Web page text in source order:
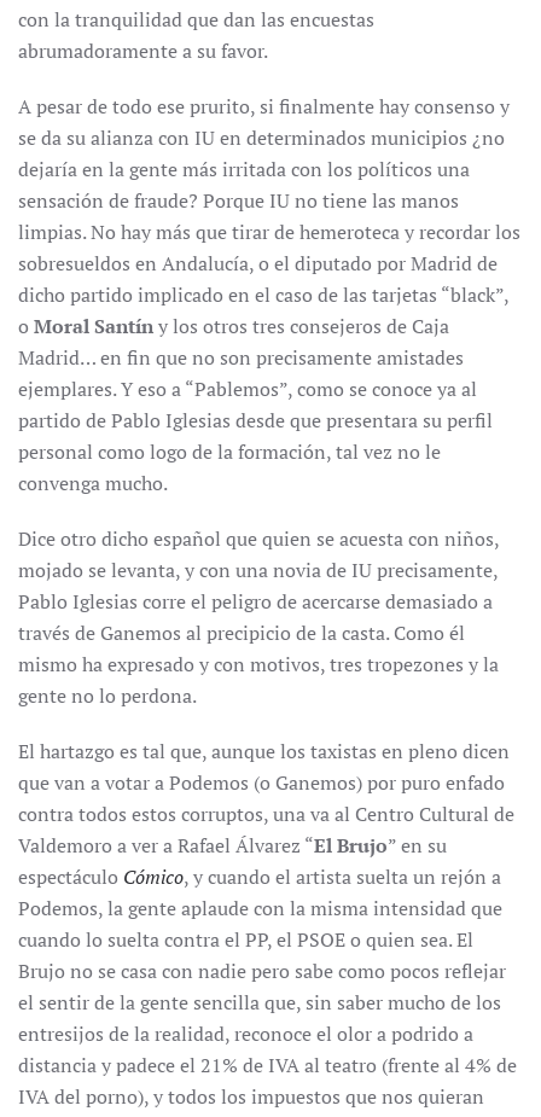
con la tranquilidad que dan las encuestas
abrumadoramente a su favor.
A pesar de todo ese prurito, si finalmente hay consenso y
se da su alianza con IU en determinados municipios ¿no
dejaría en la gente más irritada con los políticos una
sensación de fraude? Porque IU no tiene las manos
limpias. No hay más que tirar de hemeroteca y recordar los
sobresueldos en Andalucía, o el diputado por Madrid de
dicho partido implicado en el caso de las tarjetas “black”,
o Moral Santíny los otros tres consejeros de Caja
Madrid… en fin que no son precisamente amistades
ejemplares. Y eso a “Pablemos”, como se conoce ya al
partido de Pablo Iglesias desde que presentara su perfil
personal como logo de la formación, tal vez no le
convenga mucho.
Dice otro dicho español que quien se acuesta con niños,
mojado se levanta, y con una novia de IU precisamente,
Pablo Iglesias corre el peligro de acercarse demasiado a
través de Ganemos al precipicio de la casta. Como él
mismo ha expresado y con motivos, tres tropezones y la
gente no lo perdona.
El hartazgo es tal que, aunque los taxistas en pleno dicen
que van a votar a Podemos (o Ganemos) por puro enfado
contra todos estos corruptos, una va al Centro Cultural de
Valdemoro a ver a Rafael Álvarez “El Brujo” en su
espectáculo Cómico, y cuando el artista suelta un rejón a
Podemos, la gente aplaude con la misma intensidad que
cuando lo suelta contra el PP, el PSOE o quien sea. El
Brujo no se casa con nadie pero sabe como pocos reflejar
el sentir de la gente sencilla que, sin saber mucho de los
entresijos de la realidad, reconoce el olor a podrido a
distancia y padece el 21% de IVA al teatro (frente al 4% de
IVA del porno), y todos los impuestos que nos quieran